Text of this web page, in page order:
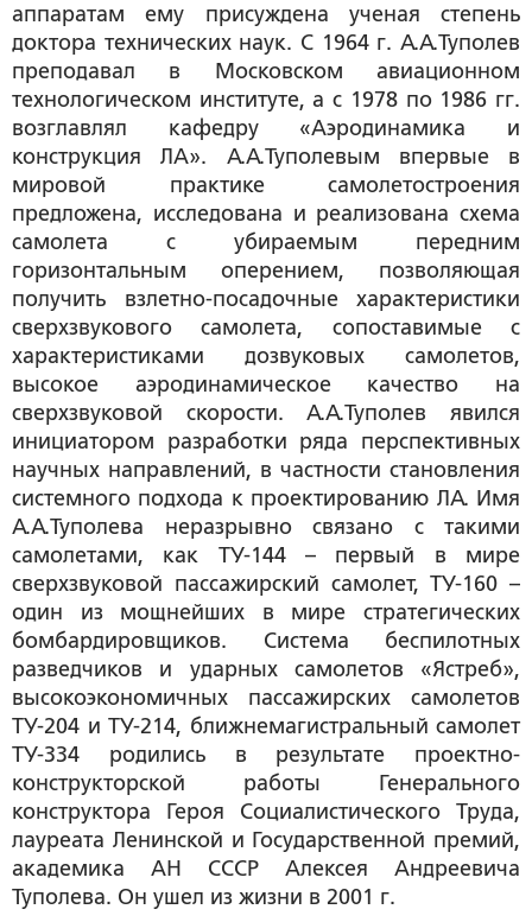
аппаратам ему присуждена ученая степень
доктора технических наук. С 1964 г. А.А.Туполев
преподавал в Московском авиационном
технологическом институте, а с 1978 по 1986 гг.
возглавлял кафедру «Аэродинамика и
конструкция ЛА». А.А.Туполевым впервые в
мировой практике самолетостроения
предложена, исследована и реализована схема
самолета с убираемым передним
горизонтальным оперением, позволяющая
получить взлетно-посадочные характеристики
сверхзвукового самолета, сопоставимые с
характеристиками дозвуковых самолетов,
высокое аэродинамическое качество на
сверхзвуковой скорости. А.А.Туполев явился
инициатором разработки ряда перспективных
научных направлений, в частности становления
системного подхода к проектированию ЛА. Имя
А.А.Туполева неразрывно связано с такими
самолетами, как ТУ-144 – первый в мире
сверхзвуковой пассажирский самолет, ТУ-160 –
один из мощнейших в мире стратегических
бомбардировщиков. Система беспилотных
разведчиков и ударных самолетов «Ястреб»,
высокоэкономичных пассажирских самолетов
ТУ-204 и ТУ-214, ближнемагистральный самолет
ТУ-334 родились в результате проектно-
конструкторской работы Генерального
конструктора Героя Социалистического Труда,
лауреата Ленинской и Государственной премий,
академика АН СССР Алексея Андреевича
Туполева. Он ушел из жизни в 2001 г.